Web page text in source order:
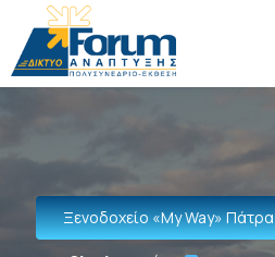
Ξενοδοχείο «Μy Way» Πάτρα